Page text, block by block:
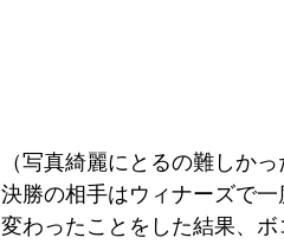
（写真綺麗にとるの難しかっ
決勝の相手はウィナーズで
変わったことをした結果、